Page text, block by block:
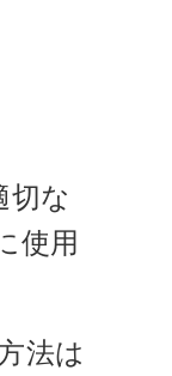
な
使用
法は